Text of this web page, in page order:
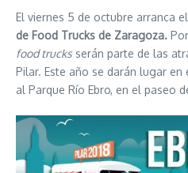
El viernes 5 de octubre arranca
de Food Trucks de Zaragoza.
food trucks serán parte de las
Pilar. Este año se darán lugar
al Parque Río Ebro, en el paseo